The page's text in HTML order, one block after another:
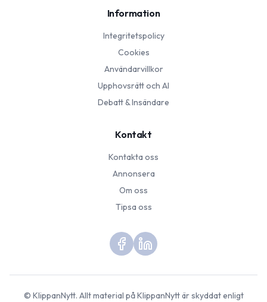
Information
Integritetspolicy
Cookies
Användarvillkor
Upphovsrätt och AI
Debatt & Insändare
Kontakt
Kontakta oss
Annonsera
Om oss
Tipsa oss
© KlippanNytt. Allt material påKlippanNyttär skyddat enligt